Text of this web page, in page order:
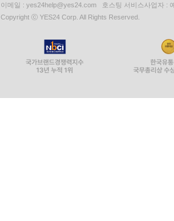
이메일 : yes24help@yes24.com 호스팅 서비스사업자 :
Copyright ⓒ YES24 Corp. All Rights Reserved.